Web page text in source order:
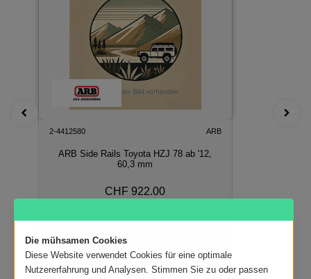
2-4412580 ARB
ARB Side Rails Toyota HZJ 78 ab '12,
60,3 mm
CHF 922.00
Die mühsamen Cookies
Diese Website verwendet Cookies für eine optimale
Nutzererfahrung und Analysen. Stimmen Sie zu oder passen